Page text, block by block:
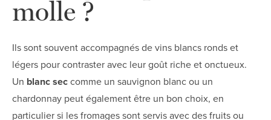
molle ?
Ils sont souvent accompagnés de vins blancs ronds et
légers pour contraster avec leur goût riche et onctueux.
Un blanc sec comme un sauvignon blanc ou un
chardonnay peut également être un bon choix, en
particulier si les fromages sont servis avec des fruits ou